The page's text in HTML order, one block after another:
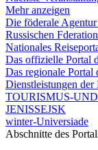
Mehr anzeigen
Die föderale
Russischen Fderation
Nationales
Das offizielle Portal
Das regionale Portal
Dienstleistungen
TOURISMUS-
JENISSEJSK
winter-Universiade
Abschnitte des